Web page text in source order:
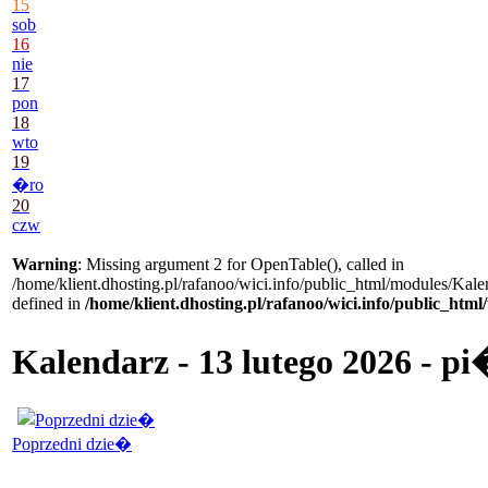
15
sob
16
nie
17
pon
18
wto
19
�ro
20
czw
Warning: Missing argument 2 for OpenTable(), called in
/home/klient.dhosting.pl/rafanoo/wici.info/public_html/modules/
defined in /home/klient.dhosting.pl/rafanoo/wici.info/
Kalendarz - 13 lutego 2026 -
Poprzedni dzie�